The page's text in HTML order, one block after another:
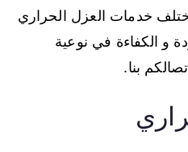
خدمات العزل الحراري
و الكفاءة في نوعية
بنا.